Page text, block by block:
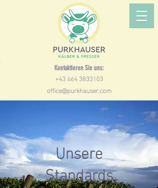
Kontaktieren Sie uns:
+43 664 3833103
office@purkhauser.com
Unsere
Standards